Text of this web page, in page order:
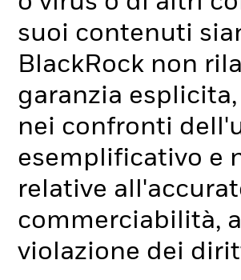
suoi contenuti
BlackRock non
garanzia
nei confronti
esemplificativo e
relative
commerciabilità,
violazione dei